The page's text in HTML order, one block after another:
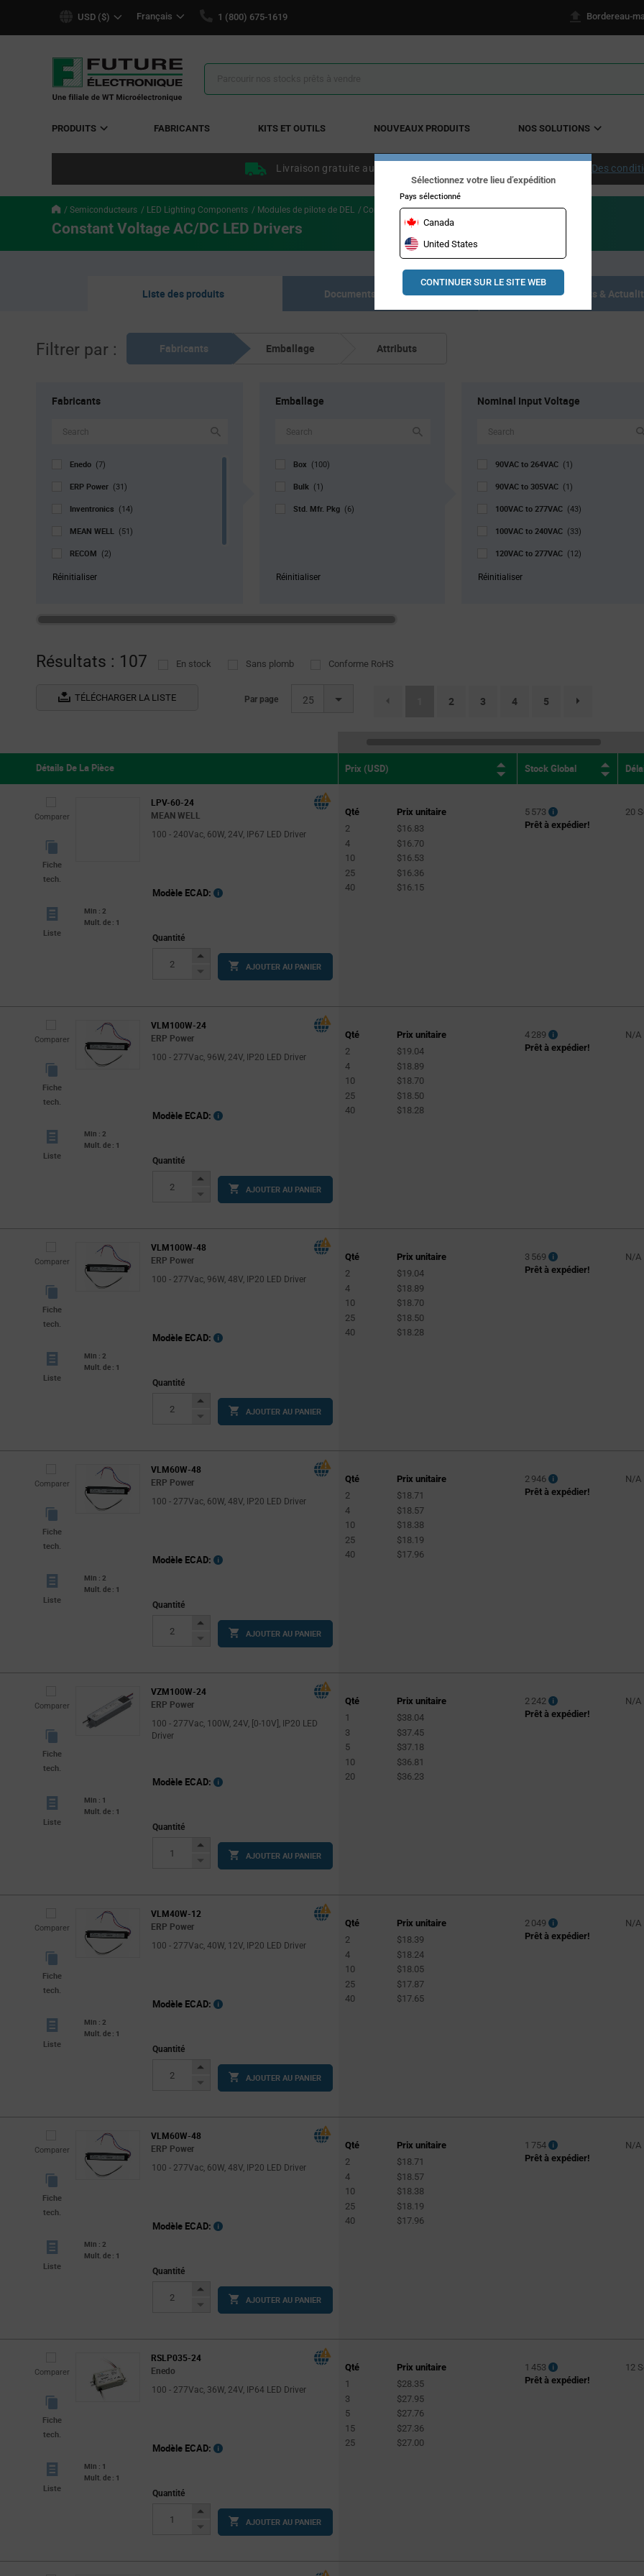
USD ($) Français 1 (800) 675-1619 Bordereau-
Résultats
la
PRODUITS FABRICANTS KITS ET OUTILS NOUVEAUX PRODUITS NOS SOLUTIONS
Livraison gratuite aux États-Unis continentaux à partir de 50 $ US. Des
Semiconducteurs LED Lighting Components Modules de pilote de DEL Constant Voltage AC/DC LED Drivers
Constant Voltage AC/DC LED Drivers
Liste des produits Documents de référence Articles, Événements &
Filtrer par : Fabricants Emballage Attributs
Fabricants
Enedo (7)
ERP Power (31)
Inventronics (14)
MEAN WELL (51)
RECOM (2)
Signify North America
Réinitialiser
Emballage
Box (100)
Bulk (1)
Std. Mfr. Pkg (6)
Réinitialiser
Nominal Input Voltage
90VAC to 264VAC (1)
90VAC to 305VAC (1)
100VAC to 277VAC (43)
100VAC to 240VAC (33)
120VAC to 277VAC (12)
176VAC to 264VAC
Réinitialiser
Résultats : 107 En stock Sans plomb Conforme RoHS
TÉLÉCHARGER LA LISTE Par page 25 (current)
2 3 4 5
Détails De La Pièce Prix (USD) Stock Global
Comparer
Fiche
tech.
LPV-60-24
MEAN WELL
100 - 240Vac, 60W, 24V, IP67 LED Driver
Liste
Min : 2
Mult. de : 1
Modèle ECAD:
Quantité
Increase
Button
Decrease
AJOUTER AU PANIER
Qté
Prix unitaire
2
$16.83
4
$16.70
10
$16.53
25
$16.36
40
$16.15
5 573
Prêt à expédier!
20
Comparer
Fiche
tech.
VLM100W-24
ERP Power
100 - 277Vac, 96W, 24V, IP20 LED Driver
Liste
Min : 2
Mult. de : 1
Modèle ECAD:
Quantité
Increase
Button
Decrease
AJOUTER AU PANIER
Qté
Prix unitaire
2
$19.04
4
$18.89
10
$18.70
25
$18.50
40
$18.28
4 289
Prêt à expédier!
N/A
Comparer
Fiche
tech.
VLM100W-48
ERP Power
100 - 277Vac, 96W, 48V, IP20 LED Driver
Liste
Min : 2
Mult. de : 1
Modèle ECAD:
Quantité
Increase
Button
Decrease
AJOUTER AU PANIER
Qté
Prix unitaire
2
$19.04
4
$18.89
10
$18.70
25
$18.50
40
$18.28
3 569
Prêt à expédier!
N/A
Comparer
Fiche
tech.
VLM60W-48
ERP Power
100 - 277Vac, 60W, 48V, IP20 LED Driver
Liste
Min : 2
Mult. de : 1
Modèle ECAD:
Quantité
Increase
Button
Decrease
AJOUTER AU PANIER
Qté
Prix unitaire
2
$18.71
4
$18.57
10
$18.38
25
$18.19
40
$17.96
2 946
Prêt à expédier!
N/A
Comparer
Fiche
tech.
VZM100W-24
ERP Power
100 - 277Vac, 100W, 24V, [0-10V], IP20 LED
Driver
Liste
Min : 1
Mult. de : 1
Modèle ECAD:
Quantité
Increase
Button
Decrease
AJOUTER AU PANIER
Qté
Prix unitaire
1
$38.04
3
$37.45
5
$37.18
10
$36.81
20
$36.23
2 242
Prêt à expédier!
N/A
Comparer
Fiche
tech.
VLM40W-12
ERP Power
100 - 277Vac, 40W, 12V, IP20 LED Driver
Liste
Min : 2
Mult. de : 1
Modèle ECAD:
Quantité
Increase
Button
Decrease
AJOUTER AU PANIER
Qté
Prix unitaire
2
$18.39
4
$18.24
10
$18.05
25
$17.87
40
$17.65
2 049
Prêt à expédier!
N/A
Comparer
Fiche
tech.
VLM60W-48
ERP Power
100 - 277Vac, 60W, 48V, IP20 LED Driver
Liste
Min : 2
Mult. de : 1
Modèle ECAD:
Quantité
Increase
Button
Decrease
AJOUTER AU PANIER
Qté
Prix unitaire
2
$18.71
4
$18.57
10
$18.38
25
$18.19
40
$17.96
1 754
Prêt à expédier!
N/A
Comparer
Fiche
tech.
RSLP035-24
Enedo
100 - 277Vac, 36W, 24V, IP64 LED Driver
Liste
Min : 1
Mult. de : 1
Modèle ECAD:
Quantité
Increase
Button
Decrease
AJOUTER AU PANIER
Qté
Prix unitaire
1
$28.35
3
$27.95
5
$27.76
15
$27.36
25
$27.00
1 453
Prêt à expédier!
12
Sélectionnez votre lieu d’expédition
Pays sélectionné
Canada
United States
CONTINUER SUR LE SITE WEB